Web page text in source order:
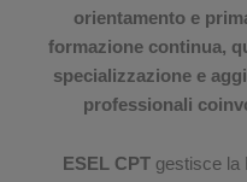
orientamento e
formazione continua,
specializzazione e
professionali
ESEL CPT gestisce la